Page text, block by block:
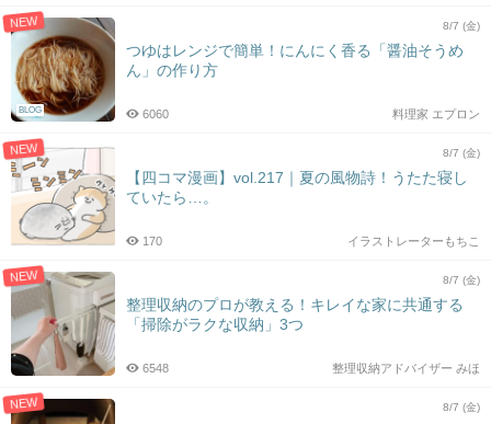
NEW
BLOG
8/7 (金)
つゆはレンジで簡単！にんにく香る「醤油そうめ
ん」の作り方
料理家 エプロン
6060
NEW 8/7 (金)
【四コマ漫画】vol.217｜夏の風物詩！うたた寝し
ていたら…。
イラストレーターもちこ
170
NEW 8/7 (金)
整理収納のプロが教える！キレイな家に共通する
「掃除がラクな収納」3つ
整理収納アドバイザー みほ
6548
NEW 8/7 (金)